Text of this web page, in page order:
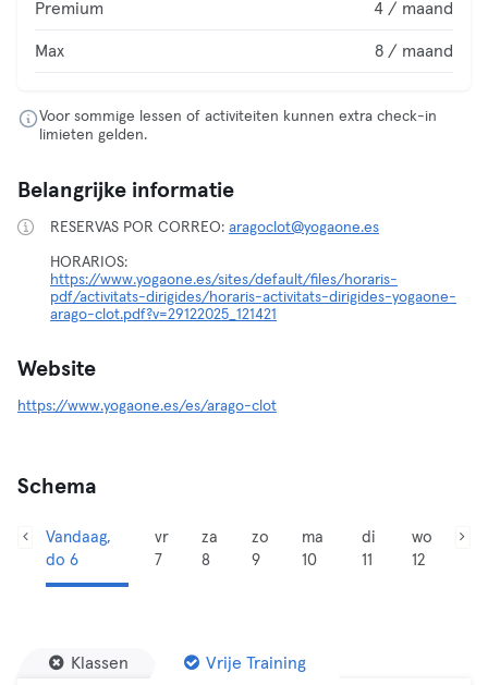
Premium 4 / maand
Max 8 / maand
Voor sommige lessen of activiteiten kunnen extra check-in
limieten gelden.
Belangrijke informatie
RESERVAS POR CORREO: aragoclot@yogaone.es
HORARIOS:
https://www.yogaone.es/sites/default/files/horaris-
pdf/activitats-dirigides/horaris-activitats-dirigides-yogaone-
arago-clot.pdf?v=29122025_121421
Website
https://www.yogaone.es/es/arago-clot
Schema
Vandaag,
do 6
vr
7
za
8
zo
9
ma
10
di
11
wo
12
Klassen Vrije Training